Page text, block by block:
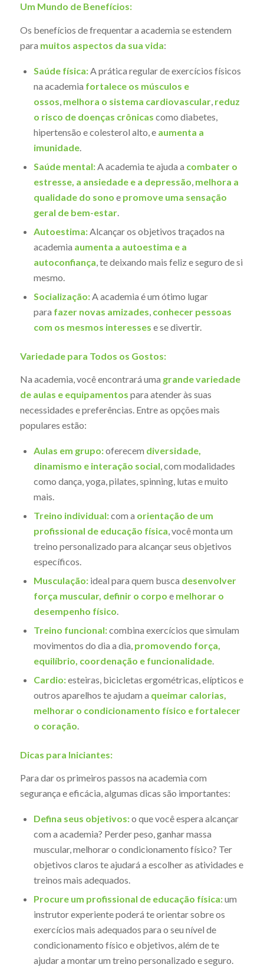
Um Mundo de Benefícios:
Os benefícios de frequentar a academia se estendem
para muitos aspectos da sua vida:
Saúde física:A prática regular de exercícios físicos
na academia fortalece os músculos e
ossos melhora o sistema cardiovascular, reduz
o risco de doenças crônicas como diabetes,
hipertensão e colesterol alto, e aumenta a
imunidade.
Saúde mental:A academia te ajuda a combater o
estresse, a ansiedade e a depressão melhora a
qualidade do sono e promove uma sensação
geral de bem-estar.
Autoestima:Alcançar os objetivos traçados na
academia aumenta a autoestima e a
autoconfiança , te deixando mais feliz e seguro de si
mesmo.
Socialização:A academia é um ótimo lugar
para fazer novas amizades conhecer pessoas
com os mesmos interesses e se divertir.
Variedade para Todos os Gostos:
Na academia, você encontrará uma grande variedade
de aulas e equipamentos para atender às suas
necessidades e preferências. Entre as opções mais
populares estão:
Aulas em grupo:oferecem diversidade,
dinamismo e interação social , com modalidades
como dança, yoga, pilates, spinning, lutas e muito
mais.
Treino individual:com a orientação de um
profissional de educação física , você monta um
treino personalizado para alcançar seus objetivos
específicos.
Musculação:ideal para quem busca desenvolver
força muscular, definir o corpo e melhorar o
desempenho físico
Treino funcional:combina exercícios que simulam
movimentos do dia a dia, promovendo força,
equilíbrio, coordenação e funcionalidade.
Cardio:esteiras, bicicletas ergométricas, elípticos e
outros aparelhos te ajudam a queimar calorias,
melhorar o condicionamento físico e fortalecer
o coração
Dicas para Iniciantes:
Para dar os primeiros passos na academia com
segurança e eficácia, algumas dicas são importantes:
Defina seus objetivos:o que você espera alcançar
com a academia? Perder peso, ganhar massa
muscular, melhorar o condicionamento físico? Ter
objetivos claros te ajudará a escolher as atividades e
treinos mais adequados.
Procure um profissional de educação física:um
instrutor experiente poderá te orientar sobre os
exercícios mais adequados para o seu nível de
condicionamento físico e objetivos, além de te
ajudar a montar um treino personalizado e seguro.